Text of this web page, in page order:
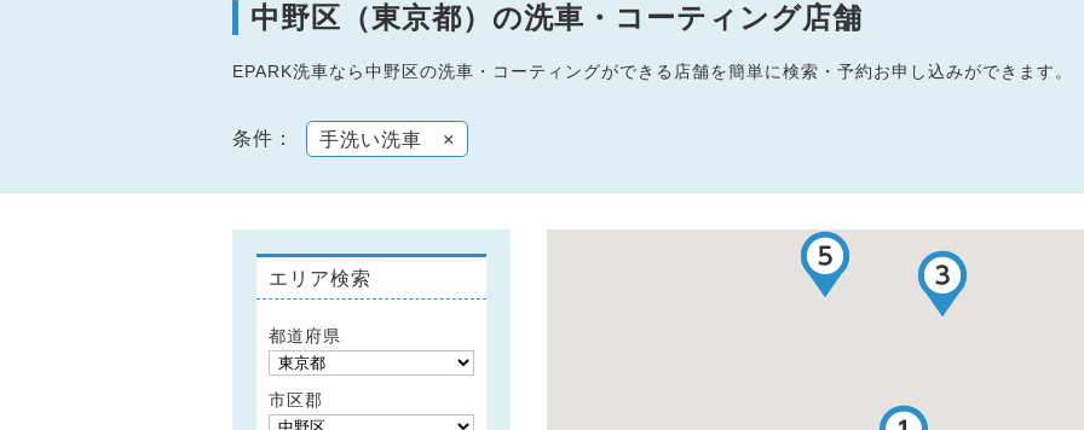
中野区（東京都）の洗車・コーティング店舗
EPARK洗車なら中野区の洗車・コーティングができる店舗を簡単に検索・予約お申し込みができます。
条件： 手洗い洗車 ×
エリア検索
都道府県
市区郡